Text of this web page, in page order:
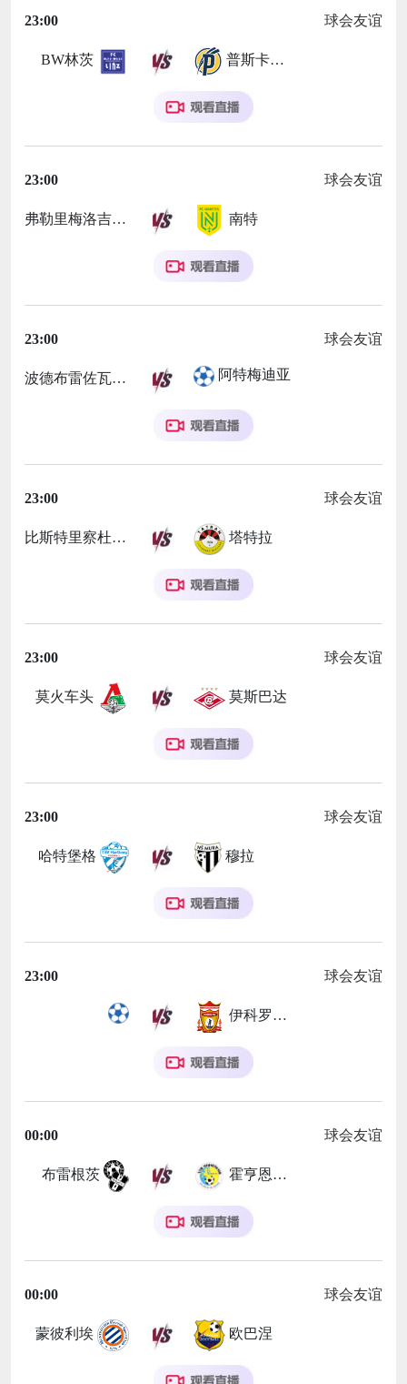
23:00 球会友谊
BW林茨 普斯卡什学院
23:00 球会友谊
弗勒里梅洛吉斯 南特
23:00 球会友谊
波德布雷佐瓦 阿特梅迪亚
23:00 球会友谊
比斯特里察杜克拉 塔特拉
23:00 球会友谊
莫火车头 莫斯巴达
23:00 球会友谊
哈特堡格 穆拉
23:00 球会友谊
伊科罗杜城FC
00:00 球会友谊
布雷根茨 霍亨恩姆斯
00:00 球会友谊
蒙彼利埃 欧巴涅